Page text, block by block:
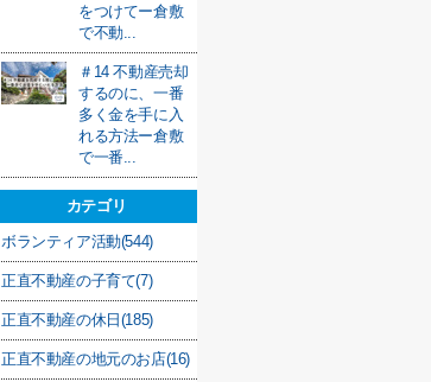
をつけてー倉敷
で不動...
＃14 不動産売却
するのに、一番
多く金を手に入
れる方法ー倉敷
で一番...
カテゴリ
ボランティア活動(544)
正直不動産の子育て(7)
正直不動産の休日(185)
正直不動産の地元のお店(16)